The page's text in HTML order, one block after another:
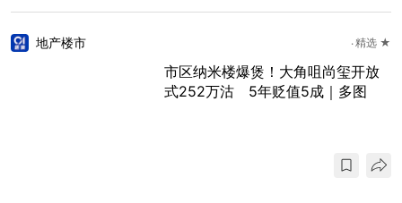
地产楼市 精选 ★
市区纳米楼爆煲！大角咀尚玺开放
式252万沽 5年贬值5成｜多图